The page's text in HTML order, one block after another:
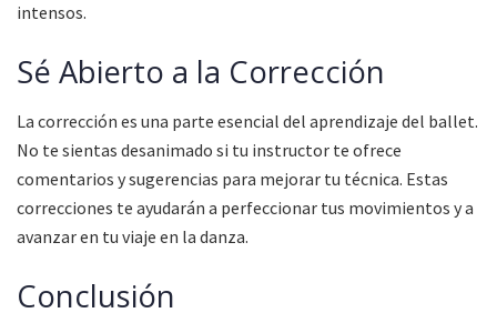
intensos.
Sé Abierto a la Corrección
La corrección es una parte esencial del aprendizaje del ballet.
No te sientas desanimado si tu instructor te ofrece
comentarios y sugerencias para mejorar tu técnica. Estas
correcciones te ayudarán a perfeccionar tus movimientos y a
avanzar en tu viaje en la danza.
Conclusión